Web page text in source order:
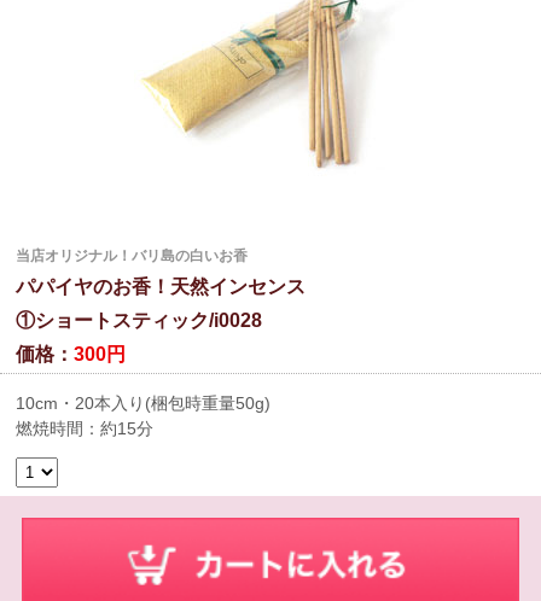
当店オリジナル！バリ島の白いお香
パパイヤのお香！天然インセンス
①ショートスティック/i0028
価格：300円
10cm・20本入り(梱包時重量50g)
燃焼時間：約15分